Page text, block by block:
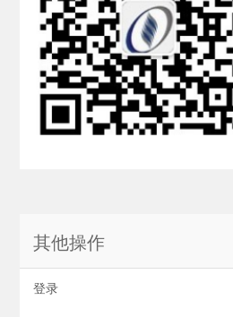
其他操作
登录